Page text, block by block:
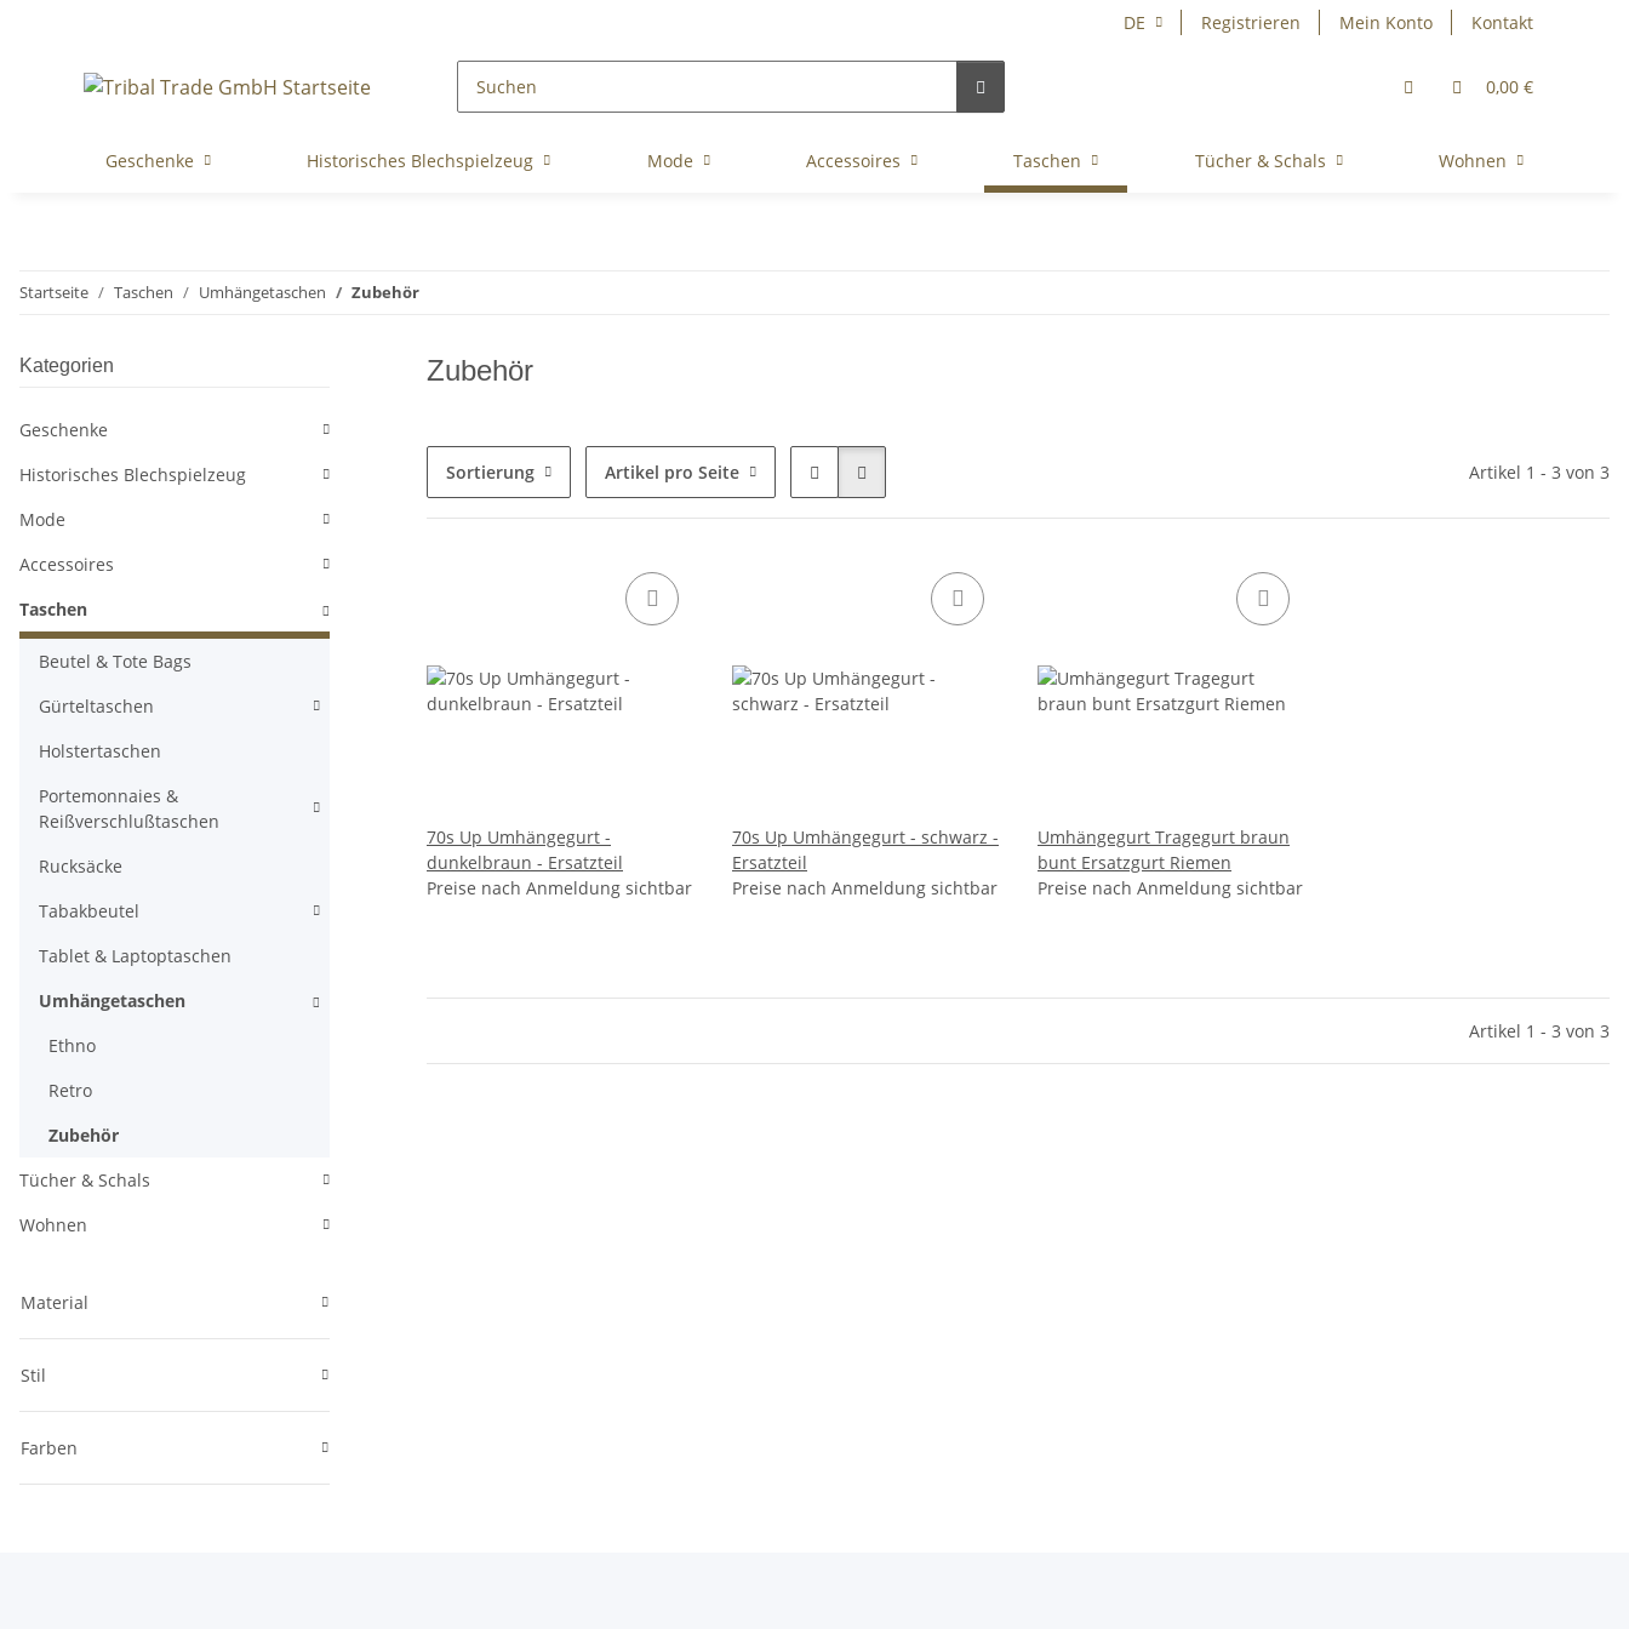
DE Registrieren Mein Konto Kontakt
0,00 €
Geschenke Historisches Blechspielzeug Mode Accessoires Taschen Tücher & Schals Wohnen
Startseite Taschen Umhängetaschen Zubehör
Zubehör
Sortierung Artikel pro Seite Artikel 1 - 3 von 3
70s Up Umhängegurt -
dunkelbraun - Ersatzteil
Preise nach Anmeldung sichtbar
70s Up Umhängegurt - schwarz -
Ersatzteil
Preise nach Anmeldung sichtbar
Umhängegurt Tragegurt braun
bunt Ersatzgurt Riemen
Preise nach Anmeldung sichtbar
Artikel 1 - 3 von 3
Kategorien
Geschenke
Historisches Blechspielzeug
Mode
Accessoires
Taschen
Beutel & Tote Bags
Gürteltaschen
Holstertaschen
Portemonnaies &
Reißverschlußtaschen
Rucksäcke
Tabakbeutel
Tablet & Laptoptaschen
Umhängetaschen
Ethno
Retro
Zubehör
Tücher & Schals
Wohnen
Material
Stil
Farben